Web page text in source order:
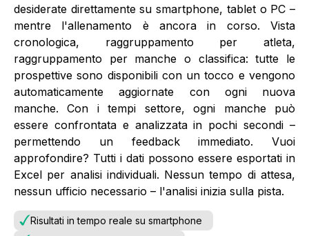
desiderate direttamente su smartphone, tablet o PC –
mentre l'allenamento è ancora in corso. Vista
cronologica, raggruppamento per atleta,
raggruppamento per manche o classifica: tutte le
prospettive sono disponibili con un tocco e vengono
automaticamente aggiornate con ogni nuova
manche. Con i tempi settore, ogni manche può
essere confrontata e analizzata in pochi secondi –
permettendo un feedback immediato. Vuoi
approfondire? Tutti i dati possono essere esportati in
Excel per analisi individuali. Nessun tempo di attesa,
nessun ufficio necessario – l'analisi inizia sulla pista.
Risultati in tempo reale su smartphone